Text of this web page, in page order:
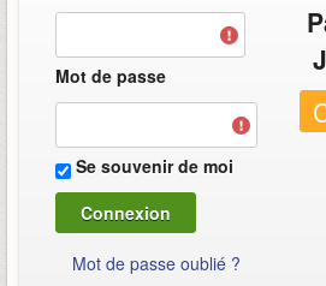
Mot de passe
Se souvenir de moi
Mot de passe oublié ?